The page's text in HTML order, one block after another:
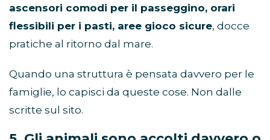
ascensori comodi per il passeggino, orari
flessibili per i pasti, aree gioco sicure, docce
pratiche al ritorno dal mare.
Quando una struttura è pensata davvero per le
famiglie, lo capisci da queste cose. Non dalle
scritte sul sito.